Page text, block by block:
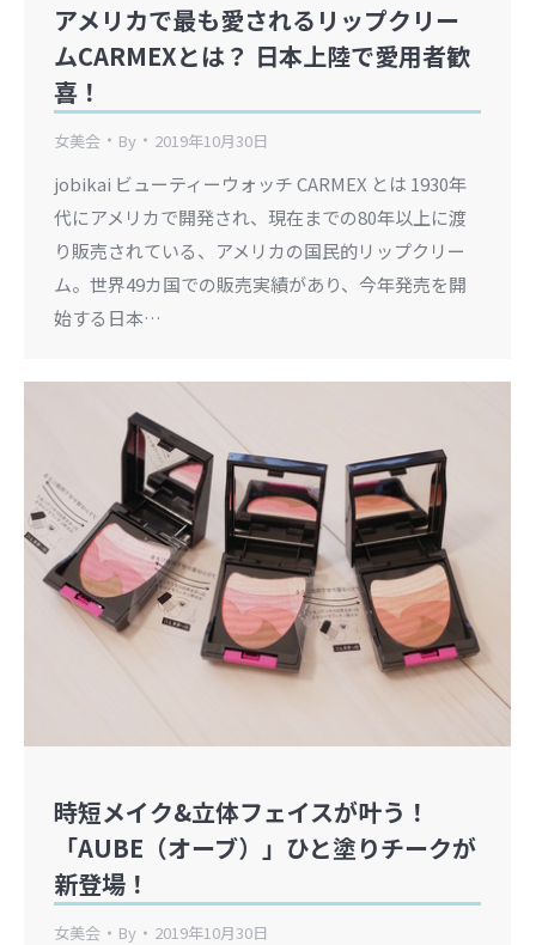
アメリカで最も愛されるリップクリー
ムCARMEXとは？ 日本上陸で愛用者歓
喜！
女美会 By 2019年10月30日
jobikai ビューティーウォッチ CARMEX とは 1930年
代にアメリカで開発され、現在までの80年以上に渡
り販売されている、アメリカの国民的リップクリー
ム。世界49カ国での販売実績があり、今年発売を開
始する日本…
時短メイク&立体フェイスが叶う！
「AUBE（オーブ）」ひと塗りチークが
新登場！
女美会 By 2019年10月30日